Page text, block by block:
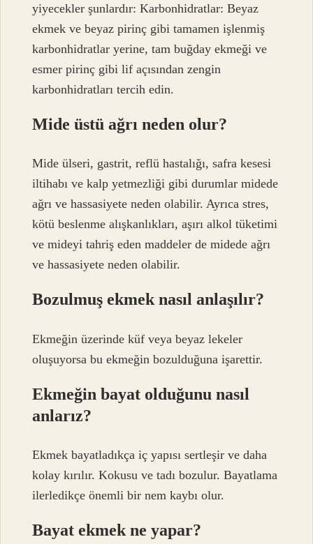
yiyecekler şunlardır: Karbonhidratlar: Beyaz
ekmek ve beyaz pirinç gibi tamamen işlenmiş
karbonhidratlar yerine, tam buğday ekmeği ve
esmer pirinç gibi lif açısından zengin
karbonhidratları tercih edin.
Mide üstü ağrı neden olur?
Mide ülseri, gastrit, reflü hastalığı, safra kesesi
iltihabı ve kalp yetmezliği gibi durumlar midede
ağrı ve hassasiyete neden olabilir. Ayrıca stres,
kötü beslenme alışkanlıkları, aşırı alkol tüketimi
ve mideyi tahriş eden maddeler de midede ağrı
ve hassasiyete neden olabilir.
Bozulmuş ekmek nasıl anlaşılır?
Ekmeğin üzerinde küf veya beyaz lekeler
oluşuyorsa bu ekmeğin bozulduğuna işarettir.
Ekmeğin bayat olduğunu nasıl
anlarız?
Ekmek bayatladıkça iç yapısı sertleşir ve daha
kolay kırılır. Kokusu ve tadı bozulur. Bayatlama
ilerledikçe önemli bir nem kaybı olur.
Bayat ekmek ne yapar?